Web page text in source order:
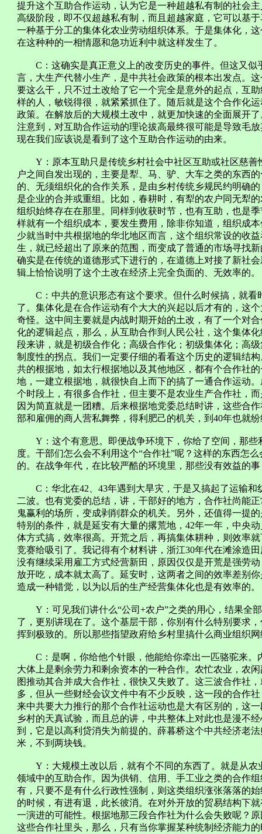
提升这个互助合作运动，认为它是一种超越私有制的社会
高级阶段，即不仅超越私有制，而且超越家庭，它可以基
一种基于分工的集体化农业劳动组织体系。于是集体化，
在这种种的一相情愿和急功近利中就这样发生了。
C：这确实是真正意义上的改变历史的事件。但这又似
言，大生产代替小生产，是中共社会政策的根本出发点。
要这么干，只不过土改给了它一个完全是意外的起点，互
样的人，敏锐得很，就紧紧抓住了。随后就是这个合作化
政策。在解放后的大规模土改中，就更加快速的全面展开
注意到，对互助合作运动的理论拔高最终很可能是导致毛
现在我们应该说是看到了这个互助合作运动的由来。
Y：原本互助只是传统乡村社会中社区互助或社区慈善
户之间自发出现的，主要是犁、马、驴、大车之类的东西
的、无须组织化的合作关系，是由乡村传统乡规民约明确
是企业的合并或重组。比如，春耕时，有犁的农户同无犁
组织始终存在在那里。同样到收获时节，也有互助，也是
样就有一个组织成本，要发生费用，除非你知道，组织成
少就当时中共根据地的华北地区而言，这个组织常设的收
生，就已经超出了原来的范围，而变成了普通的市场寻找
确实是在传统的道德形式下进行的，在道德上对接了新社
辑上恰恰说明了这个土改在经济上完全负面的、无效率的。
C：中共的意识形态有这个要求。但什么时候搞，就看
了。集体化是在合作运动有个大大的兴起以后才有的，这
奇怪。这中间主要就是内战时期开始的土改，有了一个对
化的逻辑起点，那么，从互助合作到人民公社，这个集体
段来讲，就是初级合作化；高级合作化；初级集体化；高
制度性的拐点。我们一定要仔细的看看这个历史的逻辑结
共的根据地，如太行根据地以及其他地区，都有个合作社
地，一建立根据地，就很快自上而下的搞了一通合作运动
个时段上，有很多合作社，但主要不是农业生产合作社，
因为简直就是一团糟。后来根据地党委总结时讲，这些合
部和雇佣的商人营私舞弊，得利肥己的机关，到40年也就
Y：这个有意思。即便战争环境下，你给了空间，那些
度。干部们怎么会不利用这个“合作社”呢？这样的东西怎
的。在战争年代，在比较严酷的环境里，那些没有效益的
C：华北在42、43年遇到大旱灾，于是又搞起了运输和
二波。也有党委的总结，讲，干部好的地方，合作社尚能
鬼赢利的场所，变成剥削群众的机关。另外，还值得一提
特别的条件，就是延安有大量的撂荒地，42年一年，中央
体方式搞，效率很高。开荒之后，再搞集体耕种，则效率
竞赛给吸引了。我记得有个材料讲，浙江30年代在滩涂造
没有继续采用雇工方式经营新田，原因仅仅是开荒是强劳
放开吃，成本就太高了。延安时，这两者之间的效率差别
造成一种错觉，以为以后的生产经营集体化也是有效率的。
Y：可见我们讲什么“公司+农户”之类的用心，结果全
了，更别讲现在了。这个基层干部，你别有什么特别要求
挥到极致的。所以那些指望政府给乡村里搞什么商业组织
C：是啊，你给他个针眼，他能给你牵出一匹骆驼来。
大体上是剩余劳力和剩余资本的一种合作。农忙农业，农
图推动其合并成大合作社，很快又失败了。这三波合作社
多，但从一些财经会议文件中有不少反映，这一段的合作
来中共要大力推行的那个合作社运动也是大有区别的，这
乡村的天真试验，而且总的讲，中共整体上对此也是漫不
到，它是以高利贷消失为前提的。薛暮桥这个中共经济老
米，不到两块钱。
Y：大规模土改以后，就有个不同的东西了。就是从农
领域中的互助合作。因为供销、信用、手工业之类的合作
有，只要不是有什么行政性强制，则这类组织涨张落落的
的时候，有进有退，此长彼消。在对外开放的贸易结构下
一演进的可能性。根据地那三段合作社为什么会失败呢？
这些合作社里头，那么，只有当你掌握某种统制经济能力